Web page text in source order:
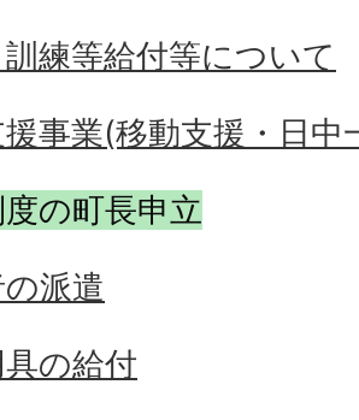
練等給付等について
事業(移動支援・日
の町長申立
派遣
の給付